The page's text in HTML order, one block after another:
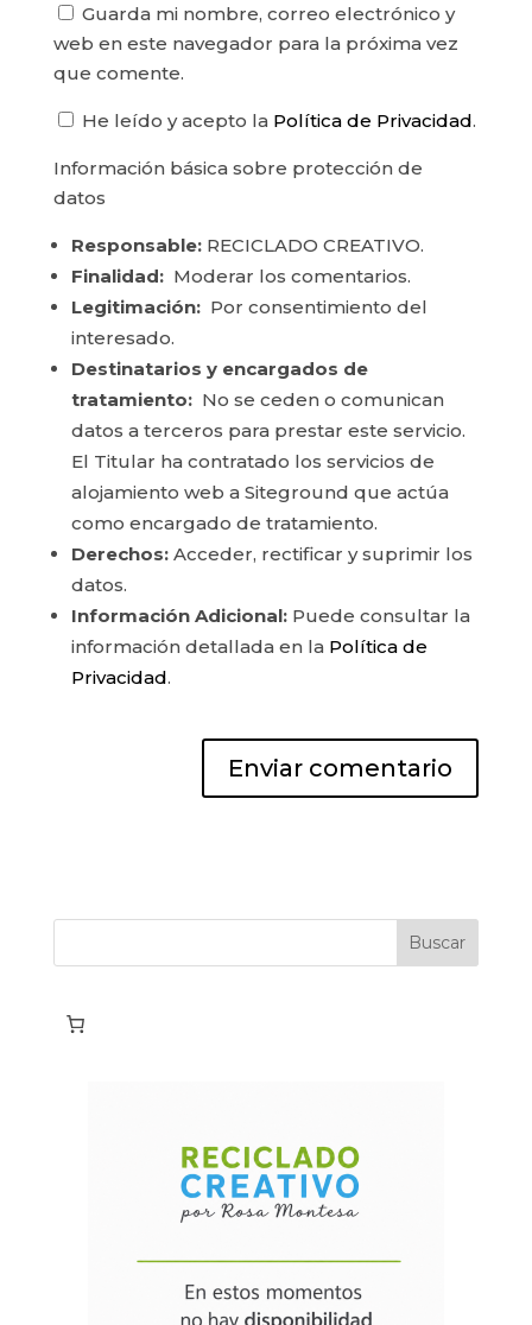
Guarda mi nombre, correo electrónico y
web en este navegador para la próxima vez
que comente.
He leído y acepto la Política de Privacidad.
Información básica sobre protección de
datos
Responsable:RECICLADO CREATIVO.
Finalidad:Moderar los comentarios.
Legitimación:Por consentimiento del
interesado.
Destinatarios y encargados de
tratamiento:No se ceden o comunican
datos a terceros para prestar este servicio.
El Titular ha contratado los servicios de
alojamiento web a Siteground que actúa
como encargado de tratamiento.
Derechos:Acceder, rectificar y suprimir los
datos.
Información Adicional:Puede consultar la
información detallada en la Política de
Privacidad.